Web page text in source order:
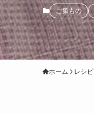
ご飯もの
ホーム レシピ